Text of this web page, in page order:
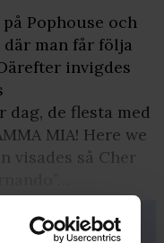
Pophouse och
man får följa
invigdes
de flesta med
MIA! Here we
visades så Cher